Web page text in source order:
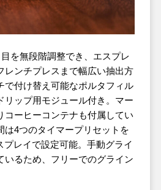
を無段階調整でき、エスプレ
レンチプレスまで幅広い抽出方
で付け替え可能なポルタフィル
ップ用モジュール付き。マー
コーヒーコンテナも付属してい
は4つのタイマープリセットを
プレイで設定可能。手動グライ
いるため、フリーでのグライン